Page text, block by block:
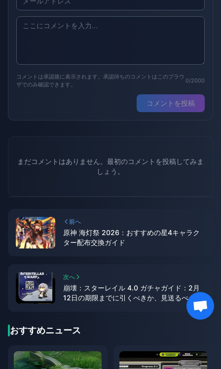
コメントは承認後に表示されます。承認待ちのコメントはこのブラウ
ザでのみ確認できます。
0/2000
コメントを投稿
まだコメントはありません。最初のコメントを投稿してみま
しょう。
前へ
原神 海灯祭 2026：おすすめの星4キャラク
ター配布交換ガイド
次へ
崩壊：スターレイル 4.0 ガチャガイド：2月
12日の期限までに引くべきか、見送るべきか
おすすめニュース